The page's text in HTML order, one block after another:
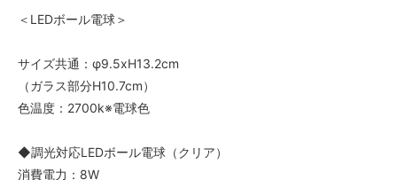
＜LEDボール電球＞
サイズ共通：φ9.5xH13.2cm
（ガラス部分H10.7cm）
色温度：2700k※電球色
◆調光対応LEDボール電球（クリア）
消費電力：8W